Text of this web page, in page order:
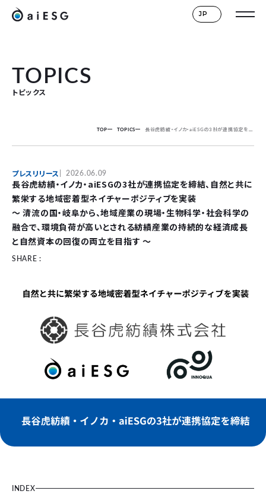
JP
TOPICS
トピックス
TOP TOPICS 長谷虎紡績・イノカ・aiESGの3社が連携協定を締結、自然と共に繁栄する地域密着型ネイチャーポジティブを実装
プレスリリース 2026.06.09
長谷虎紡績・イノカ・aiESGの3社が連携協定を締結、自然と共に
繁栄する地域密着型ネイチャーポジティブを実装
〜 清流の国・岐阜から、地域産業の現場・生物科学・社会科学の
融合で、環境負荷が高いとされる紡績産業の持続的な経済成長
と自然資本の回復の両立を目指す 〜
SHARE :
INDEX